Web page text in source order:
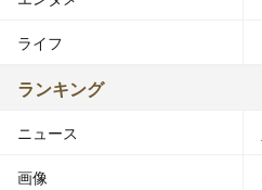
ライフ
ランキング
ニュース
画像